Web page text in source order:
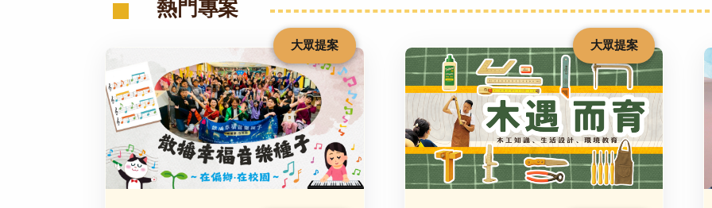
熱門專案
大眾提案 大眾提案